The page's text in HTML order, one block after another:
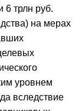
6 трлн руб.
на мерах
уровнем
вследствие